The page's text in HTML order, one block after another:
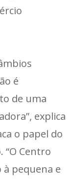
é
de uma
explica
o papel do
“O Centro
pequena e